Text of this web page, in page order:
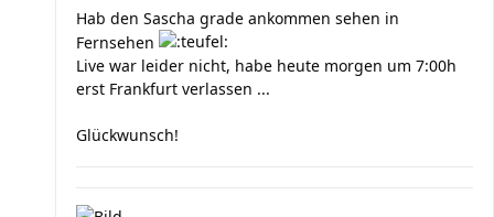
Hab den Sascha grade ankommen sehen in
Fernsehen
Live war leider nicht, habe heute morgen um 7:00h
erst Frankfurt verlassen ...
Glückwunsch!